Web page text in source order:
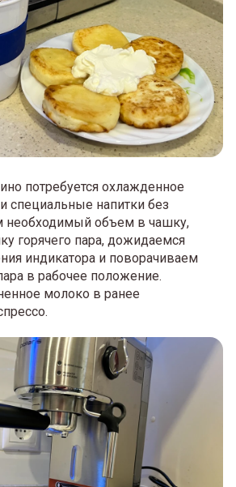
потребуется охлажденное
специальные напитки без
необходимый объем в чашку,
горячего пара, дожидаемся
индикатора и поворачиваем
в рабочее положение.
молоко в ранее